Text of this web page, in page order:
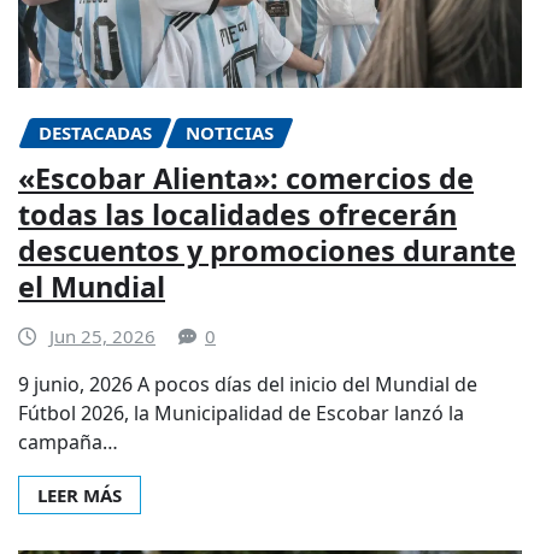
DESTACADAS NOTICIAS
«Escobar Alienta»: comercios de
todas las localidades ofrecerán
descuentos y promociones durante
el Mundial
Jun 25, 2026 0
9 junio, 2026 A pocos días del inicio del Mundial de
Fútbol 2026, la Municipalidad de Escobar lanzó la
campaña…
LEER MÁS